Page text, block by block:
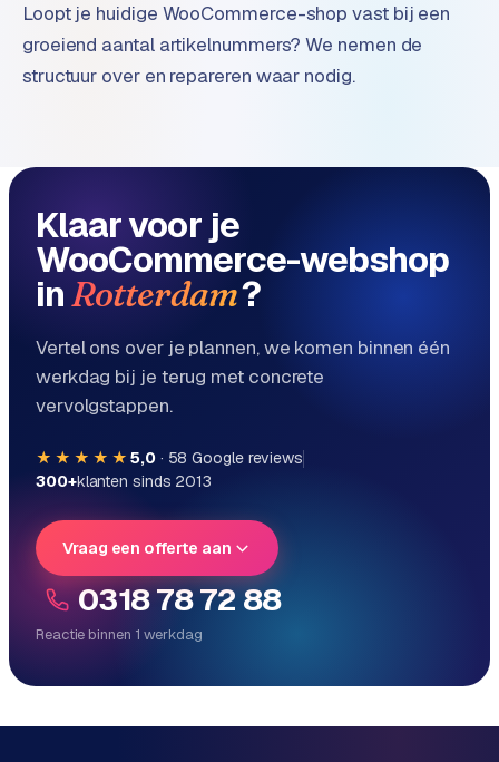
Loopt je huidige WooCommerce-shop vast bij een
groeiend aantal artikelnummers? We nemen de
structuur over en repareren waar nodig.
Klaar voor je
WooCommerce-webshop
inRotterdam?
Vertel ons over je plannen, we komen binnen één
werkdag bij je terug met concrete
vervolgstappen.
★★★★★ 5,0· 58 Google reviews
300+klanten sinds 2013
Vraag een offerte aan
0318 78 72 88
Reactie binnen 1 werkdag
Direct persoonlijk contact, geen ticketsysteem